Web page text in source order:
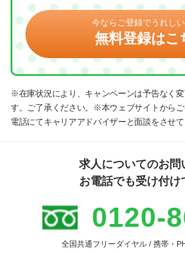
今ならご登録でうれしい
無料登録はこ
※在庫状況により、キャンペーンは予告なく
す。ご了承ください。※本ウェブサイトから
電話にてキャリアアドバイザーと面談をさせて
求人についてのお問
お電話でも受け付け
0120-
全国共通フリーダイヤル / 携帯・